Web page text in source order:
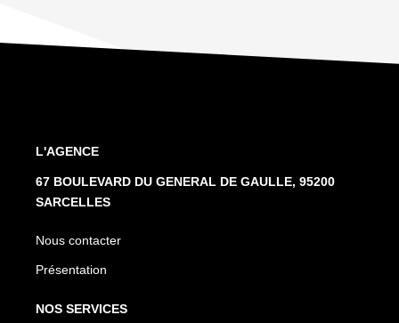
L'AGENCE
67 BOULEVARD DU GENERAL DE GAULLE, 95200
SARCELLES
Nous contacter
Présentation
NOS SERVICES